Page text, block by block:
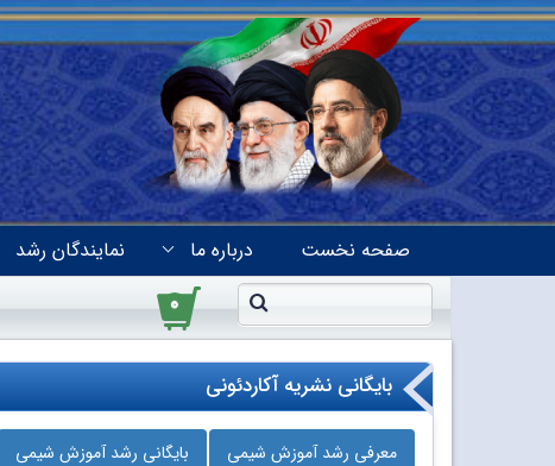
صفحه نخست درباره ما نمایندگان رشد
۰
بایگانی نشریه آکاردئونی
معرفی رشد آموزش شیمی بایگانی رشد آموزش شیمی